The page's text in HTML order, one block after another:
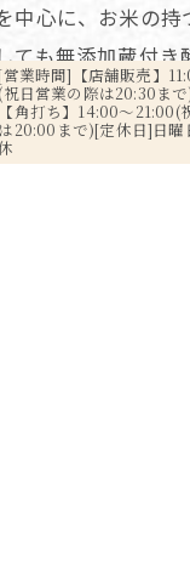
中心に、お米の
ても無添加蔵付
業時間]【店舗販売】
(祝日営業の際は20:30ま
【角打ち】14:00～21:00(
は20:00まで)[定休日]日曜